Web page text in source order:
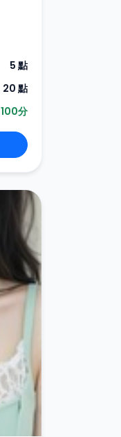
5 點
20 點
100分